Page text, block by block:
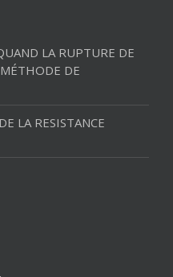
LA RUPTURE DE
DE
LA RESISTANCE